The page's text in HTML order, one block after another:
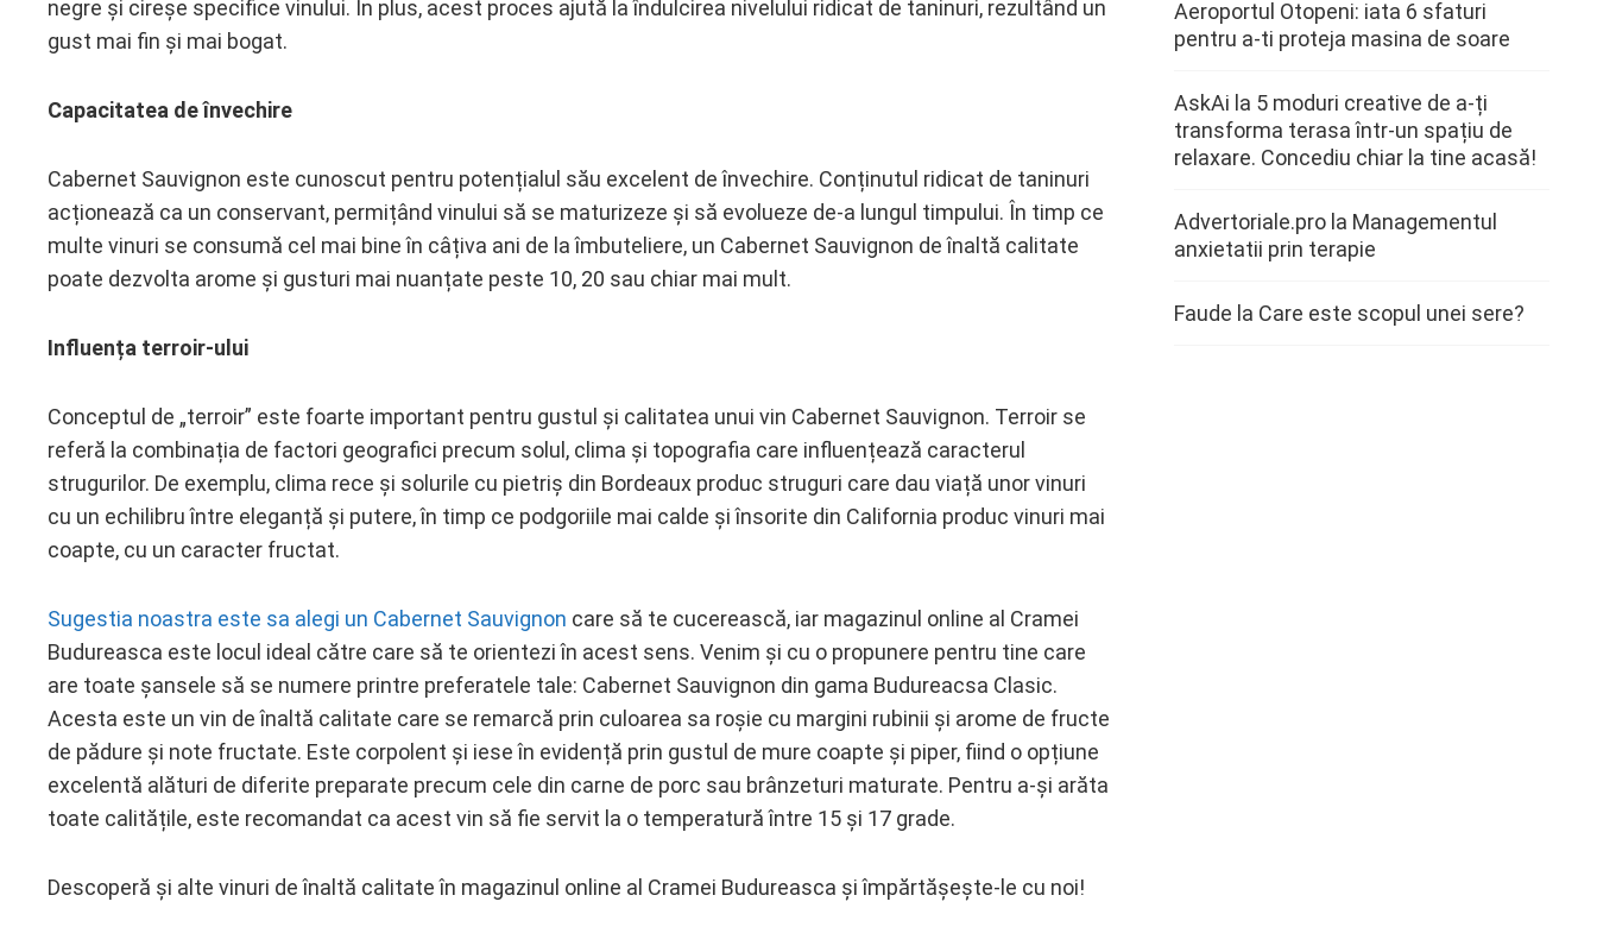
negre și cireșe specifice vinului. În plus, acest proces ajută la îndulcirea nivelului ridicat de taninuri, rezultând un
gust mai fin și mai bogat.
Capacitatea de învechire
Cabernet Sauvignon este cunoscut pentru potențialul său excelent de învechire. Conținutul ridicat de taninuri
acționează ca un conservant, permițând vinului să se maturizeze și să evolueze de-a lungul timpului. În timp ce
multe vinuri se consumă cel mai bine în câțiva ani de la îmbuteliere, un Cabernet Sauvignon de înaltă calitate
poate dezvolta arome și gusturi mai nuanțate peste 10, 20 sau chiar mai mult.
Influența terroir-ului
Conceptul de „terroir” este foarte important pentru gustul și calitatea unui vin Cabernet Sauvignon. Terroir se
referă la combinația de factori geografici precum solul, clima și topografia care influențează caracterul
strugurilor. De exemplu, clima rece și solurile cu pietriș din Bordeaux produc struguri care dau viață unor vinuri
cu un echilibru între eleganță și putere, în timp ce podgoriile mai calde și însorite din California produc vinuri mai
coapte, cu un caracter fructat.
Sugestia noastra este sa alegi un Cabernet Sauvignon care să te cucerească, iar magazinul online al Cramei
Budureasca este locul ideal către care să te orientezi în acest sens. Venim și cu o propunere pentru tine care
are toate șansele să se numere printre preferatele tale: Cabernet Sauvignon din gama Budureacsa Clasic.
Acesta este un vin de înaltă calitate care se remarcă prin culoarea sa roșie cu margini rubinii și arome de fructe
de pădure și note fructate. Este corpolent și iese în evidență prin gustul de mure coapte și piper, fiind o opțiune
excelentă alături de diferite preparate precum cele din carne de porc sau brânzeturi maturate. Pentru a-și arăta
toate calitățile, este recomandat ca acest vin să fie servit la o temperatură între 15 și 17 grade.
Descoperă și alte vinuri de înaltă calitate în magazinul online al Cramei Budureasca și împărtășește-le cu noi!
Aeroportul Otopeni: iata 6 sfaturi
pentru a-ti proteja masina de soare
AskAi la 5 moduri creative de a-ți
transforma terasa într-un spațiu de
relaxare. Concediu chiar la tine acasă!
Advertoriale.pro la Managementul
anxietatii prin terapie
Faude la Care este scopul unei sere?